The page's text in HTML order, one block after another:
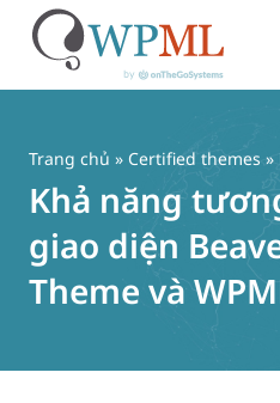
Trang chủ » Certified themes »
Khả năng
giao diện
Theme và